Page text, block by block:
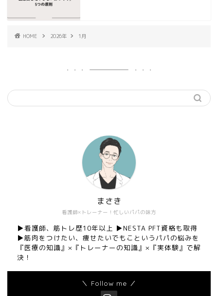
HOME 2026年 1月
看護師×トレーナー！忙しいパパの味方
まさき
▶︎看護師、筋トレ歴10年以上 ▶︎NESTA PFT資格も取得
▶︎筋肉をつけたい、痩せたいでもこというパパの悩みを
『医療の知識』×『トレーナーの知識』×『実体験』で解
決！
＼ Follow me ／